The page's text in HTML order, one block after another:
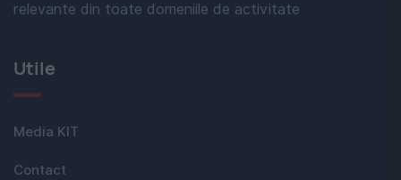
relevante din toate domeniile de activitate
Utile
Media KIT
Contact